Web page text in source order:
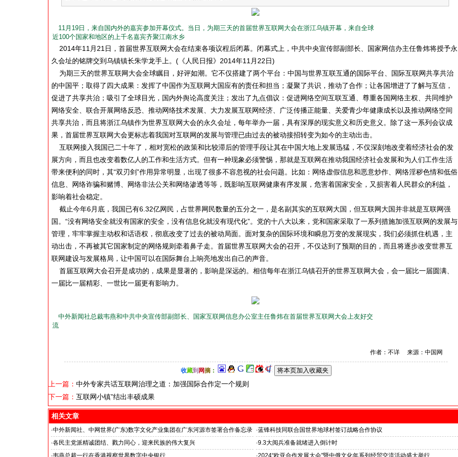
11月19日，来自国内外的嘉宾参加开幕仪式。当日，为期三天的首届世界互联网大会在浙江乌镇开幕，来自全球
近100个国家和地区的上千名嘉宾齐聚江南水乡
2014年11月21日，首届世界互联网大会在结束各项议程后闭幕。闭幕式上，中共中央宣传部副部长、国家网信办主任鲁炜将授予永
久会址的铭牌交到乌镇镇长朱学龙手上。(《人民日报》2014年11月22日)
为期三天的世界互联网大会全球瞩目，好评如潮。它不仅搭建了两个平台：中国与世界互联互通的国际平台、国际互联网共享共治
的中国平；取得了四大成果：发挥了中国作为互联网大国应有的责任和担当；凝聚了共识，推动了合作；让各国增进了了解与互信，
促进了共享共治；吸引了全球目光，国内外舆论高度关注；发出了九点倡议：促进网络空间互联互通、尊重各国网络主权、共同维护
网络安全、联合开展网络反恐、推动网络技术发展、大力发展互联网经济、广泛传播正能量、关爱青少年健康成长以及推动网络空间
共享共治，而且将浙江乌镇作为世界互联网大会的永久会址，每年举办一届，具有深厚的现实意义和历史意义。除了这一系列会议成
果，首届世界互联网大会更标志着我国对互联网的发展与管理已由过去的被动接招转变为如今的主动出击。
互联网接入我国已二十年了，相对宽松的政策和比较滞后的管理手段让其在中国大地上发展迅猛，不仅深刻地改变着经济社会的发
展方向，而且也改变着数亿人的工作和生活方式。但有一种现象必须警惕，那就是互联网在推动我国经济社会发展和为人们工作生活
带来便利的同时，其“双刃剑”作用异常明显，出现了很多不容忽视的社会问题。比如：网络虚假信息和恶意炒作、网络淫秽色情和低俗
信息、网络诈骗和赌博、网络非法公关和网络渗透等等，既影响互联网健康有序发展，危害着国家安全，又损害着人民群众的利益，
影响着社会稳定。
截止今年6月底，我国已有6.32亿网民，占世界网民数量的五分之一，是名副其实的互联网大国，但互联网大国并非就是互联网强
国。“没有网络安全就没有国家的安全，没有信息化就没有现代化”。党的十八大以来，党和国家采取了一系列措施加强互联网的发展与
管理，牢牢掌握主动权和话语权，彻底改变了过去的被动局面。面对复杂的国际环境和瞬息万变的发展现实，我们必须抓住机遇，主
动出击，不再被其它国家制定的网络规则牵着鼻子走。首届世界互联网大会的召开，不仅达到了预期的目的，而且将逐步改变世界互
联网建设与发展格局，让中国可以在国际舞台上响亮地发出自己的声音。
首届互联网大会召开是成功的，成果是显著的，影响是深远的。相信每年在浙江乌镇召开的世界互联网大会，会一届比一届圆满、
一届比一届精彩、一世比一届更有影响力。
中外新闻社总裁韦燕和中共中央宣传部副部长、国家互联网信息办公室主任鲁炜在首届世界互联网大会上友好交
流
作者：不详 来源：中国网
收藏到 网摘：
上一篇： 中外专家共话互联网治理之道：加强国际合作定一个规则
下一篇： 互联网小镇”结出丰硕成果
相关文章
·中外新闻社、中网世界(广东)数字文化产业集团在广东河源市签署合作备忘录 ·蓝锋科技同联合国世界地球村签订战略合作协议
·各民主党派精诚团结、戮力同心，迎来民族的伟大复兴 ·9.3大阅兵准备就绪进入倒计时
·韦燕总裁一行在香港视察世界数字中央银行 ·2024“欧亚合作发展大会”暨中俄文化年系列经贸交流活动盛大举行